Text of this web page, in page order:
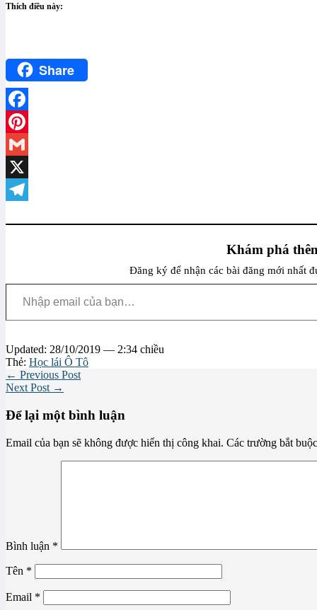
Thích điều này:
Share
Facebook
Pinterest
Gmail
X
Khám phá
Đăng ký để nhận các bài đăng mới nhất
Nhập email của bạn…
Updated: 28/10/2019 — 2:34 chiều
Thẻ: Học lái Ô Tô
← Previous Post
Next Post →
Để lại một bình luận
Email của bạn sẽ không được hiển thị công khai. Các trường bắt
Bình luận *
Tên *
Email *